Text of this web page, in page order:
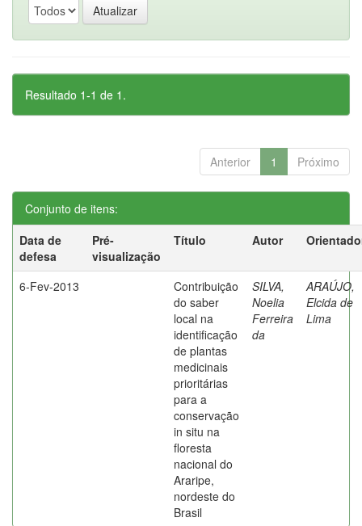
Resultado 1-1 de 1.
Anterior 1 Próximo
Conjunto de itens:
Data de
defesa
Pré-
visualização
Título Autor
6-Fev-2013
Contribuição
do saber
local na
identificação
de plantas
medicinais
prioritárias
para a
conservação
in situ na
floresta
nacional do
Araripe,
nordeste do
Brasil
SILVA,
Noelia
Ferreira
da
ARAÚJO,
Elcida de
Lima